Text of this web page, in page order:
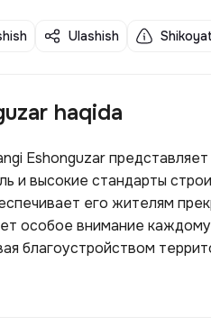
Ulashish
haqida
Eshonguzar
и высокие стандарты
его жителям
особое внимание
благоустройством